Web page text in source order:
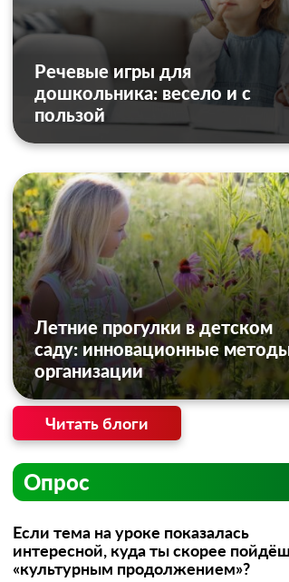
Речевые игры для
дошкольника: весело и с
пользой
Летние прогулки в детском
саду: инновационные
организации
Читать блоги
Опрос
Если тема на уроке показалась
интересной, куда ты скорее
«культурным продолжением»?